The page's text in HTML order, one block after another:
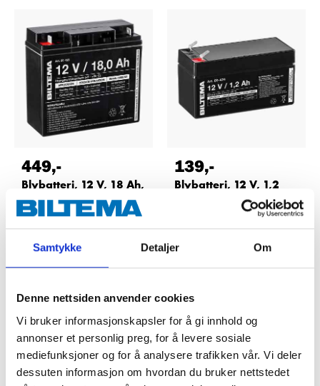
Samtykke Detaljer Om
Denne nettsiden anvender cookies
Vi bruker informasjonskapsler for å gi innhold og
annonser et personlig preg, for å levere sosiale
mediefunksjoner og for å analysere trafikken vår. Vi deler
dessuten informasjon om hvordan du bruker nettstedet
449,-
Blybatteri, 12 V, 18 Ah,
181 x 76 x 167 mm
80-428
139,-
Blybatteri, 12 V, 1,2
Ah, 97 x 43 x 53 mm